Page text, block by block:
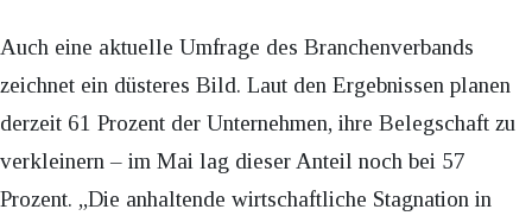
Auch eine aktuelle Umfrage des Branchenverbands
zeichnet ein düsteres Bild. Laut den Ergebnissen planen
derzeit 61 Prozent der Unternehmen, ihre Belegschaft zu
verkleinern – im Mai lag dieser Anteil noch bei 57
Prozent. „Die anhaltende wirtschaftliche Stagnation in